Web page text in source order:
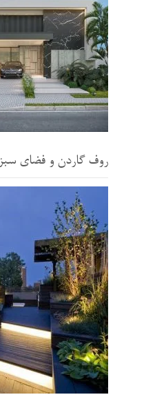
روف گاردن و فضای سبز